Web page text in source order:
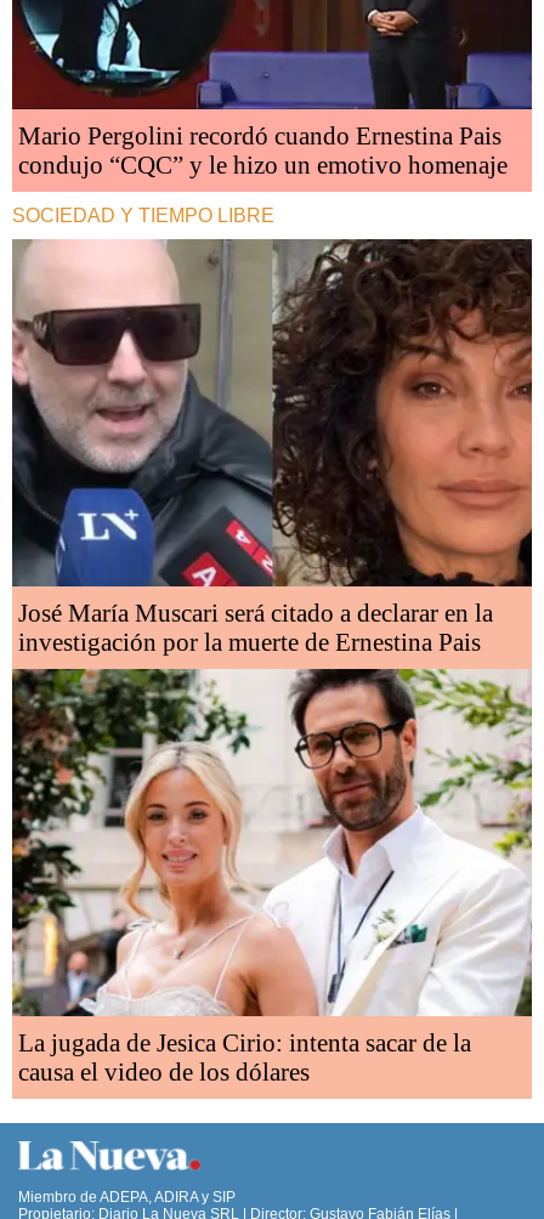
Mario Pergolini recordó cuando Ernestina Pais
condujo “CQC” y le hizo un emotivo homenaje
SOCIEDAD Y TIEMPO LIBRE
José María Muscari será citado a declarar en la
investigación por la muerte de Ernestina Pais
La jugada de Jesica Cirio: intenta sacar de la
causa el video de los dólares
Miembro de ADEPA, ADIRA y SIP
Propietario: Diario La Nueva SRL | Director: Gustavo Fabián Elías |